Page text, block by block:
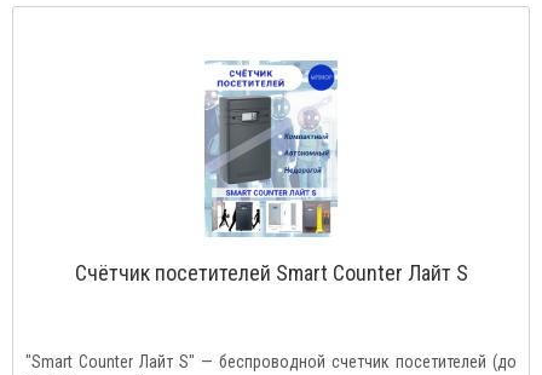
Счётчик посетителей Smart Counter Лайт S
"Smart Counter Лайт S" — беспроводной счетчик посетителей (до